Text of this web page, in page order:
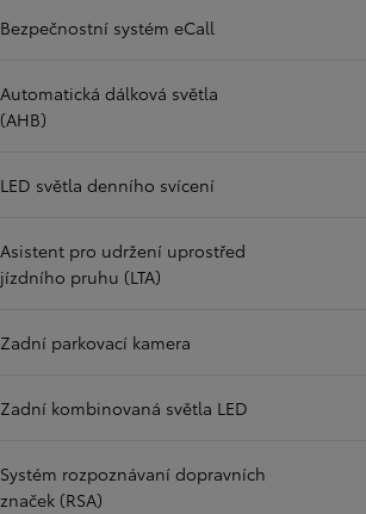
Bezpečnostní systém eCall
Automatická dálková světla
(AHB)
LED světla denního svícení
Asistent pro udržení uprostřed
jízdního pruhu (LTA)
Zadní parkovací kamera
Zadní kombinovaná světla LED
Systém rozpoznávaní dopravních
značek (RSA)